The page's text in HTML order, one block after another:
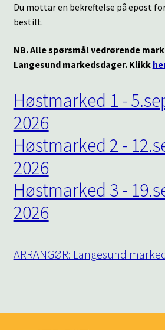
Du mottar en bekreftelse på epost
bestilt.
NB. Alle spørsmål vedrørende
Langesund markedsdager. Klikk
Høstmarked 1 -
2026
Høstmarked 2 -
2026
Høstmarked 3 -
2026
ARRANGØR: Langesund